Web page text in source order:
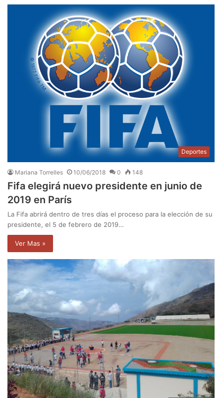
Deportes
Mariana Torrelles 10/06/2018 0 148
Fifa elegirá nuevo presidente en junio de
2019 en París
La Fifa abrirá dentro de tres días el proceso para la elección de su
presidente, el 5 de febrero de 2019…
Ver Mas »